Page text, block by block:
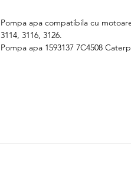
Pompa apa compatibila cu
3114, 3116, 3126.
Pompa apa 1593137 7C4508